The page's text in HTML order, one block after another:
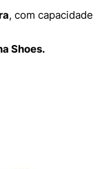
, com capacidade
Shoes.